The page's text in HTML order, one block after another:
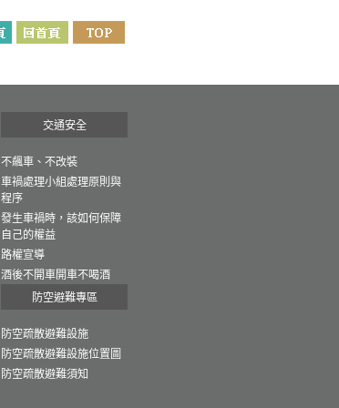
交通安全
不飆車、不改裝
車禍處理小組處理原則與
程序
發生車禍時，該如何保障
自己的權益
路權宣導
酒後不開車開車不喝酒
防空避難專區
防空疏散避難設施
防空疏散避難設施位置圖
防空疏散避難須知